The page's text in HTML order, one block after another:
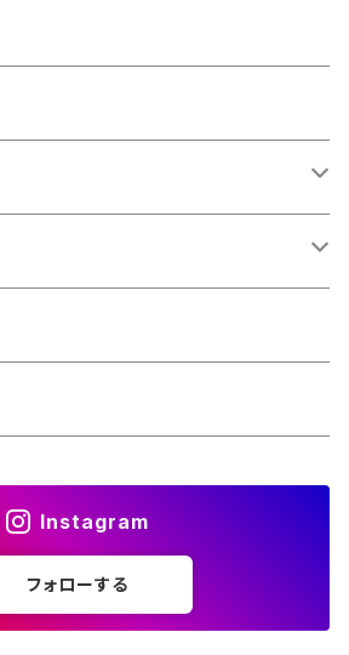
Instagram
フォローする